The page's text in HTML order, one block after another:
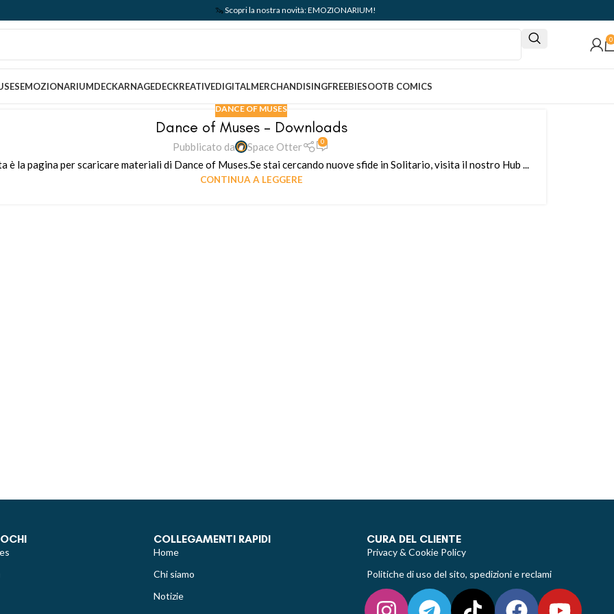
🦦 Scopri la nostra novità: EMOZIONARIUM!
0
EMOZIONARIUMDECKARNAGEDECKREATIVEDIGITALMERCHANDISINGFREEBIESOOTB COMICS
DANCE OF MUSES
Dance of Muses – Downloads
Pubblicato da Space Otter 0
è la pagina per scaricare materiali di Dance of Muses.Se stai cercando nuove sfide in Solitario, visita il nostro Hub ...
CONTINUA A LEGGERE
COLLEGAMENTI RAPIDI
Home
Chi siamo
Notizie
CURA DEL CLIENTE
Privacy & Cookie Policy
Politiche di uso del sito, spedizioni e reclami